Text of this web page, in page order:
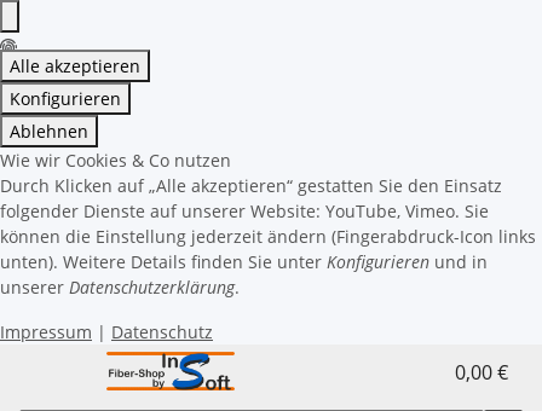
Alle akzeptieren
Konfigurieren
Ablehnen
Wie wir Cookies & Co nutzen
Durch Klicken auf „Alle akzeptieren“ gestatten Sie den Einsatz
folgender Dienste auf unserer Website: YouTube, Vimeo. Sie
können die Einstellung jederzeit ändern (Fingerabdruck-Icon links
unten). Weitere Details finden Sie unter Konfigurieren und in
unserer Datenschutzerklärung.
Impressum | Datenschutz
0,00 €